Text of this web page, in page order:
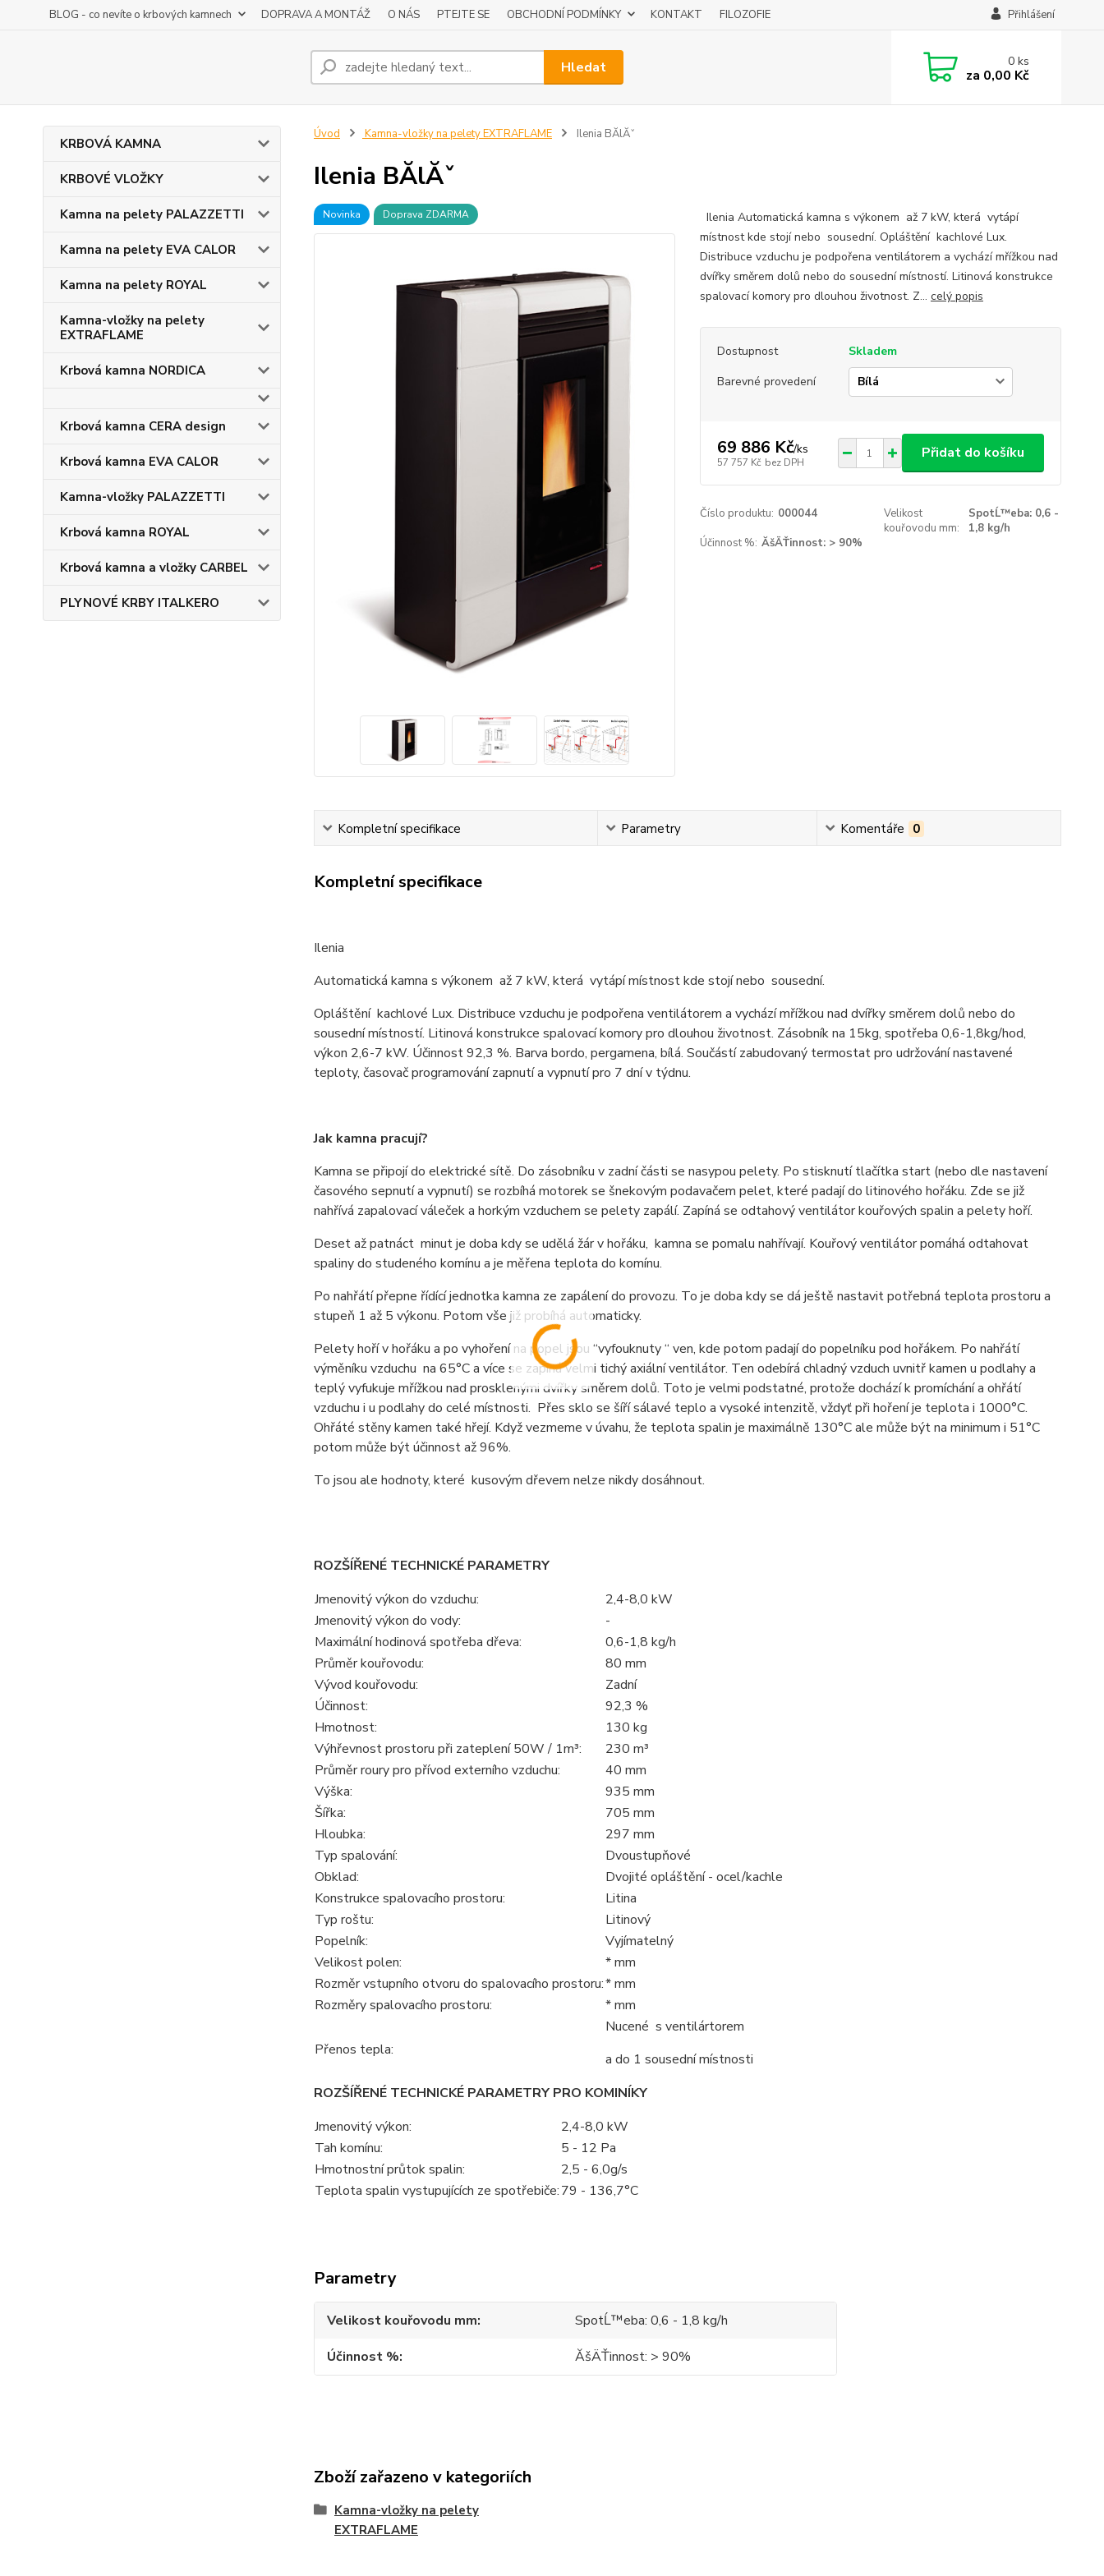
BLOG - co nevíte o krbových kamnech DOPRAVA A MONTÁŽ O NÁS PTEJTE SE OBCHODNÍ PODMÍNKY KONTAKT FILOZOFIE Přihlášení
Hledat 0ks
za 0,00 Kč
KRBOVÁ KAMNA
KRBOVÉ VLOŽKY
Kamna na pelety PALAZZETTI
Kamna na pelety EVA CALOR
Kamna na pelety ROYAL
Kamna-vložky na pelety
EXTRAFLAME
Krbová kamna NORDICA
Krbová kamna CERA design
Krbová kamna EVA CALOR
Kamna-vložky PALAZZETTI
Krbová kamna ROYAL
Krbová kamna a vložky CARBEL
PLYNOVÉ KRBY ITALKERO
Úvod Kamna-vložky na pelety EXTRAFLAME Ilenia BĂ­lĂˇ
Ilenia BĂ­lĂˇ
Novinka Doprava ZDARMA
Ilenia Automatická kamna s výkonem až 7 kW, která vytápí
místnost kde stojí nebo sousední. Opláštění kachlové Lux.
Distribuce vzduchu je podpořena ventilátorem a vychází mřížkou nad
dvířky směrem dolů nebo do sousední místností. Litinová konstrukce
spalovací komory pro dlouhou životnost. Z... celý popis
Dostupnost
Skladem
Barevné provedení
69 886 Kč/ks
57 757 Kč bez DPH
Přidat do košíku
Číslo produktu: 000044
Velikost
kouřovodu mm:
SpotĹ™eba: 0,6 -
1,8 kg/h
Účinnost %: ĂšÄŤinnost: > 90%
Kompletní specifikace Parametry Komentáře 0
Kompletní specifikace
Ilenia
Automatická kamna s výkonem až 7 kW, která vytápí místnost kde stojí nebo sousední.
Opláštění kachlové Lux. Distribuce vzduchu je podpořena ventilátorem a vychází mřížkou nad dvířky směrem dolů nebo do
sousední místností. Litinová konstrukce spalovací komory pro dlouhou životnost. Zásobník na 15kg, spotřeba 0,6-1,8kg/hod,
výkon 2,6-7 kW. Účinnost 92,3 %. Barva bordo, pergamena, bílá. Součástí zabudovaný termostat pro udržování nastavené
teploty, časovač programování zapnutí a vypnutí pro 7 dní v týdnu.
Jak kamna pracují?
Kamna se připojí do elektrické sítě. Do zásobníku v zadní části se nasypou pelety. Po stisknutí tlačítka start (nebo dle nastavení
časového sepnutí a vypnutí) se rozbíhá motorek se šnekovým podavačem pelet, které padají do litinového hořáku. Zde se již
nahřívá zapalovací váleček a horkým vzduchem se pelety zapálí. Zapíná se odtahový ventilátor kouřových spalin a pelety hoří.
Deset až patnáct minut je doba kdy se udělá žár v hořáku, kamna se pomalu nahřívají. Kouřový ventilátor pomáhá odtahovat
spaliny do studeného komínu a je měřena teplota do komínu.
Po nahřátí přepne řídící jednotka kamna ze zapálení do provozu. To je doba kdy se dá ještě nastavit potřebná teplota prostoru a
stupeň 1 až 5 výkonu. Potom vše již probíhá automaticky.
Pelety hoří v hořáku a po vyhoření na popel jsou “vyfouknuty “ ven, kde potom padají do popelníku pod hořákem. Po nahřátí
výměníku vzduchu na 65°C a více se zapíná velmi tichý axiální ventilátor. Ten odebírá chladný vzduch uvnitř kamen u podlahy a
teplý vyfukuje mřížkou nad prosklenými dvířky směrem dolů. Toto je velmi podstatné, protože dochází k promíchání a ohřátí
vzduchu i u podlahy do celé místnosti. Přes sklo se šíří sálavé teplo a vysoké intenzitě, vždyť při hoření je teplota i 1000°C.
Ohřáté stěny kamen také hřejí. Když vezmeme v úvahu, že teplota spalin je maximálně 130°C ale může být na minimum i 51°C
potom může být účinnost až 96%.
To jsou ale hodnoty, které kusovým dřevem nelze nikdy dosáhnout.
ROZŠÍŘENÉ TECHNICKÉ PARAMETRY
Jmenovitý výkon do vzduchu:
2,4-8,0 kW
Jmenovitý výkon do vody:
-
Maximální hodinová spotřeba dřeva:
0,6-1,8 kg/h
Průměr kouřovodu:
80 mm
Vývod kouřovodu:
Zadní
Účinnost:
92,3 %
Hmotnost:
130 kg
Výhřevnost prostoru při zateplení 50W / 1m³:
230 m³
Průměr roury pro přívod externího vzduchu:
40 mm
Výška:
935 mm
Šířka:
705 mm
Hloubka:
297 mm
Typ spalování:
Dvoustupňové
Obklad:
Dvojité opláštění - ocel/kachle
Konstrukce spalovacího prostoru:
Litina
Typ roštu:
Litinový
Popelník:
Vyjímatelný
Velikost polen:
* mm
Rozměr vstupního otvoru do spalovacího prostoru:* mm
Rozměry spalovacího prostoru:
* mm
Přenos tepla:
Nucené s ventilártorem
a do 1 sousední místnosti
ROZŠÍŘENÉ TECHNICKÉ PARAMETRY PRO KOMINÍKY
Jmenovitý výkon:
2,4-8,0 kW
Tah komínu:
5 - 12 Pa
Hmotnostní průtok spalin:
2,5 - 6,0g/s
Teplota spalin vystupujících ze spotřebiče:79 - 136,7°C
Parametry
Velikost kouřovodu mm
SpotĹ™eba: 0,6 - 1,8 kg/h
Účinnost %
ĂšÄŤinnost: > 90%
Zboží zařazeno v kategoriích
Kamna-vložky na pelety
EXTRAFLAME